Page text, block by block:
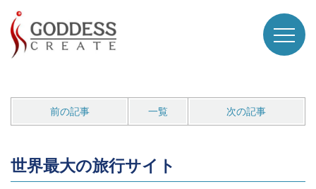
前の記事 一覧 次の記事
世界最大の旅行サイト